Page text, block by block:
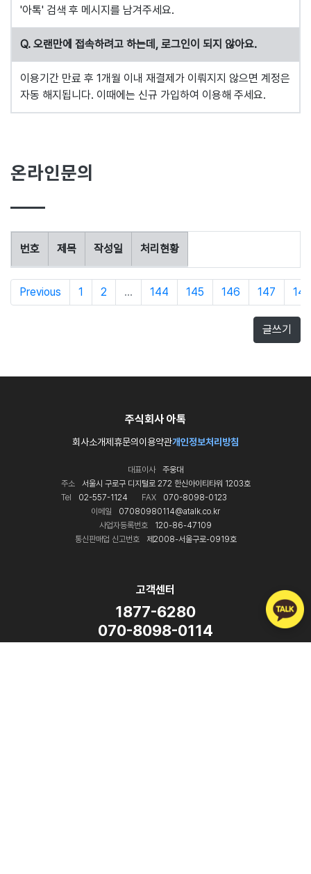
'아톡' 검색 후 메시지를 남겨주세요.
Q. 오랜만에 접속하려고 하는데, 로그인이 되지 않아요.
이용기간 만료 후 1개월 이내 재결제가 이뤄지지 않으면 계정은
자동 해지됩니다. 이때에는 신규 가입하여 이용해 주세요.
온라인문의
번호 제목 작성일 처리현황
Previous 1 2 ... 144 145 146 147 148
글쓰기
주식회사 아톡
회사소개제휴문의 이용약관개인정보처리방침
대표이사
주웅대
주소
서울시 구로구 디지털로 272 한신아이티타워 1203호
Tel
02-557-1124 FAX
070-8098-0123
이메일
07080980114@atalk.co.kr
사업자등록번호
120-86-47109
통신판매업 신고번호
제2008-서울구로-0919호
고객센터
1877-6280
070-8098-0114